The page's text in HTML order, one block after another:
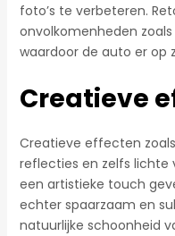
foto’s te verbeteren.
onvolkomenheden
waardoor de auto er op
Creatieve
Creatieve effecten
reflecties en zelfs lichte
een artistieke touch
echter spaarzaam en
natuurlijke schoonheid